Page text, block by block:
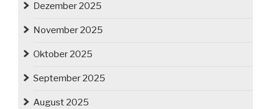
Dezember 2025
November 2025
Oktober 2025
September 2025
August 2025